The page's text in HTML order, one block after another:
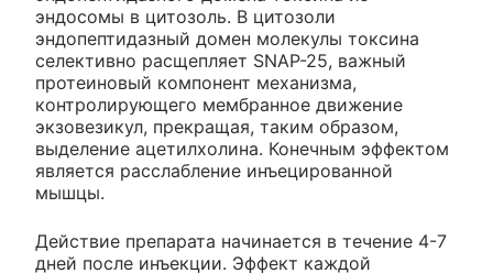
эндосомы в цитозоль. В цитозоли
эндопептидазный домен молекулы токсина
селективно расщепляет SNAP-25, важный
протеиновый компонент механизма,
контролирующего мембранное движение
экзовезикул, прекращая, таким образом,
выделение ацетилхолина. Конечным эффектом
является расслабление инъецированной
мышцы.
Действие препарата начинается в течение 4-7
дней после инъекции. Эффект каждой